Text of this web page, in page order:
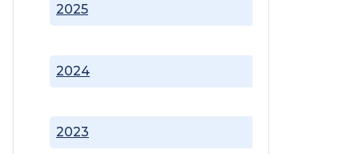
2023
2024
2025